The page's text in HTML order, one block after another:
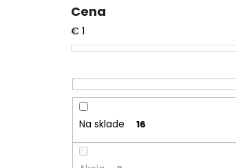
Cena
€ 1
Na sklade 16